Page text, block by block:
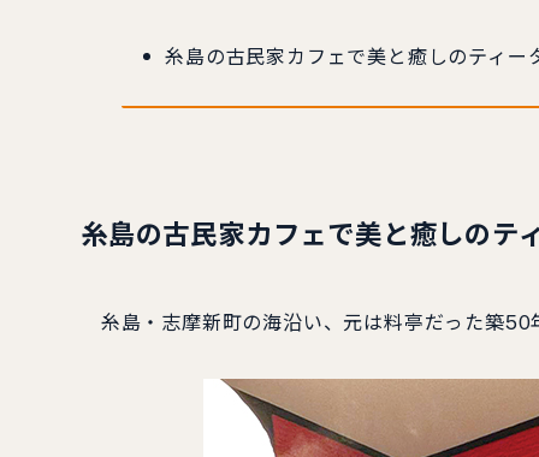
糸島の古民家カフェで美と癒しのティ
糸島の古民家カフェで美と癒しのテ
糸島・志摩新町の海沿い、元は料亭だった築50